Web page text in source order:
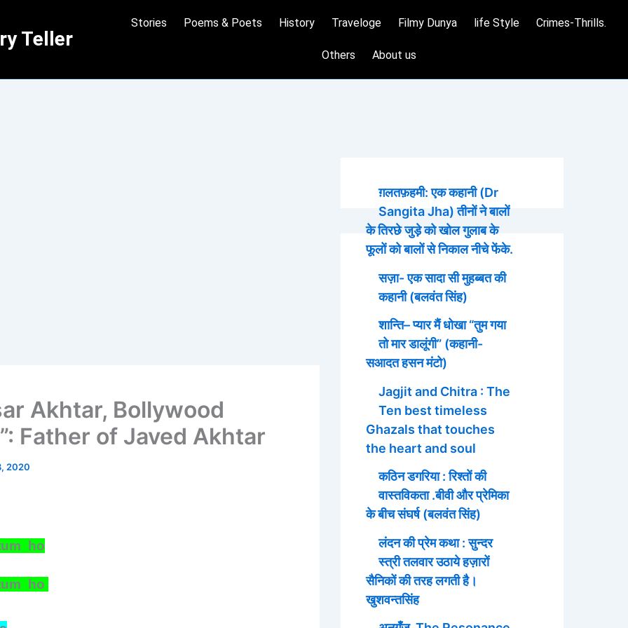
Teller
Stories Poems & Poets History Traveloge Filmy Dunya life Style Crimes-Thrills.
Others About us
Akhtar, Bollywood
Father of Javed Akhtar
2020
ho
ho
ग़लतफ़हमी: एक कहानी (Dr
Sangita Jha) तीनों ने बालों
के तिरछे जुड़े को खोल गुलाब के
फूलों को बालों से निकाल नीचे फेंके.
सज़ा- एक सादा सी मुहब्बत की
कहानी (बलवंत सिंह)
शान्ति– प्यार मैं धोखा “तुम गया
तो मार डालूंगी” (कहानी-
सआदत हसन मंटो)
Jagjit and Chitra : The
Ten best timeless
Ghazals that touches
the heart and soul
कठिन डगरिया : रिश्तों की
वास्तविकता .बीवी और प्रेमिका
के बीच संघर्ष (बलवंत सिंह)
लंदन की प्रेम कथा : सुन्दर
स्त्री तलवार उठाये हज़ारों
सैनिकों की तरह लगती है।
खुशवन्तसिंह